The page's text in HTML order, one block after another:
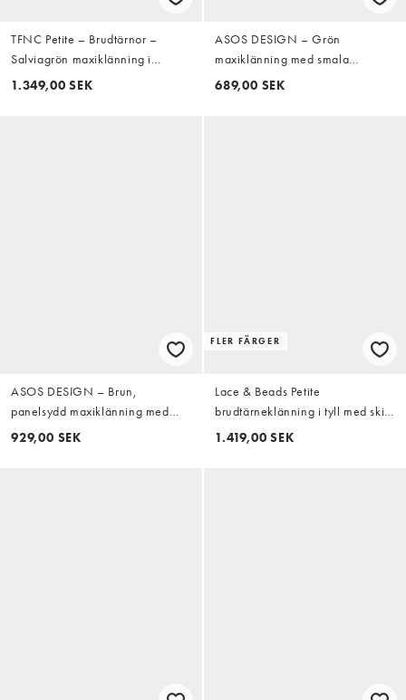
TFNC Petite – Brudtärnor –
Salviagrön maxiklänning i
chiffong med omlottdesign och
1.349,00 SEK
ASOS DESIGN – Grön
maxiklänning med smala
axelband och volangfåll
689,00 SEK
ASOS DESIGN – Brun,
panelsydd maxiklänning med
smala axelband och
929,00 SEK
FLER FÄRGER
Lace & Beads Petite
brudtärneklänning i tyll med skir
ärm, djup ringning och lager på
1.419,00 SEK